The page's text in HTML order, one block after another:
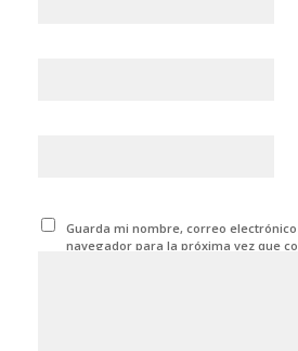
Guarda mi nombre, correo
navegador para la próxima vez que